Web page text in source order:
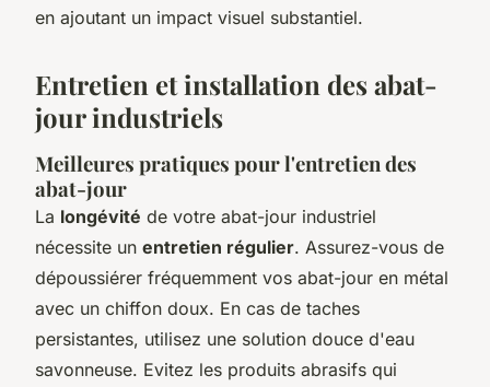
en ajoutant un impact visuel substantiel.
Entretien et installation des abat-
jour industriels
Meilleures pratiques pour l'entretien des
abat-jour
La longévité de votre abat-jour industriel
nécessite un entretien régulier. Assurez-vous de
dépoussiérer fréquemment vos abat-jour en métal
avec un chiffon doux. En cas de taches
persistantes, utilisez une solution douce d'eau
savonneuse. Evitez les produits abrasifs qui